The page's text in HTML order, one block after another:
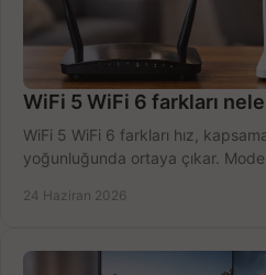
WiFi 5 WiFi 6 farkları
WiFi 5 WiFi 6 farkları hız,
yoğunluğunda ortaya çıkar.
24 Haziran 2026